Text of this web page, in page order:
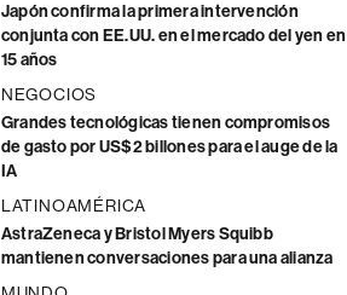
Japón confirma la primera intervención
conjunta con EE.UU. en el mercado del yen en
15 años
NEGOCIOS
Grandes tecnológicas tienen compromisos
de gasto por US$2 billones para el auge de la
IA
LATINOAMÉRICA
AstraZeneca y Bristol Myers Squibb
mantienen conversaciones para una alianza